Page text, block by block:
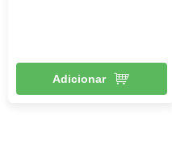
Adicionar